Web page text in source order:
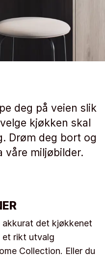
deg på veien slik
kjøkken skal
Drøm deg bort og
våre miljøbilder.
akkurat det kjøkkenet
et rikt utvalg
Collection. Eller du